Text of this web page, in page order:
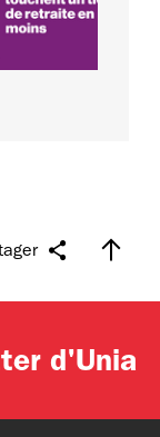
d'Unia